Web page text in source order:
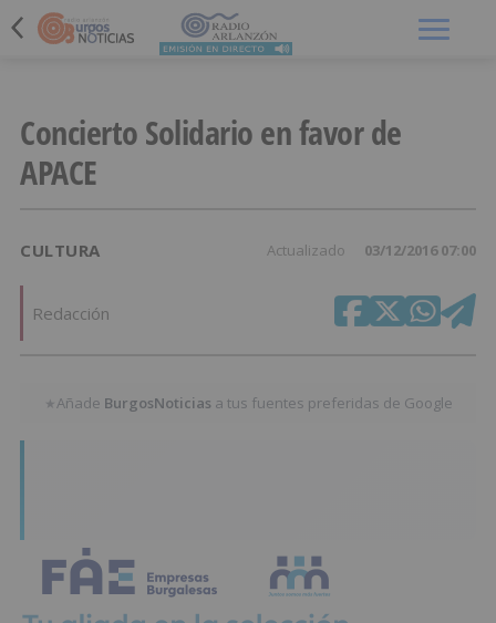
Concierto Solidario en favor de
APACE
CULTURA Actualizado 03/12/2016 07:00
Redacción
★Añade BurgosNoticias a tus fuentes preferidas de Google